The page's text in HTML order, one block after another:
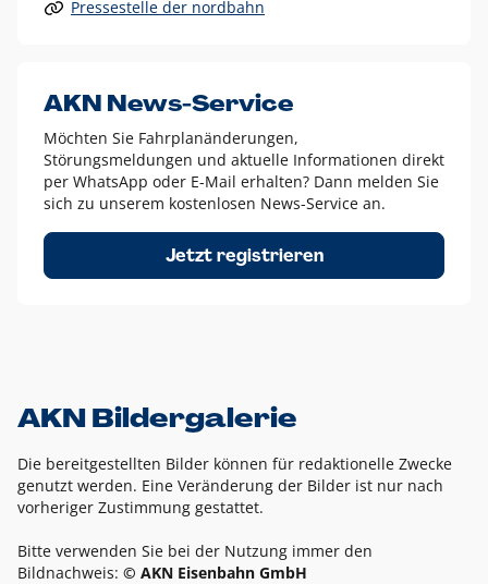
Alle anderen Logo-Varianten dürfen nur in Ausnahmefällen
Diese Ausnahmen sind zum Beispiel:
dem AKN Blau,
weißes Logo auf Fotohintergründen,
schwarzes Logo für reine Schwarz-Weiß-Umsetzungen
Um das Logo herum muss ein Schutzraum von jeweils einer
Höhe bzw. Breite des N aus AKN in alle Richtungen
Pressestelle der nordbahn
AKN News-Service
Möchten Sie Fahrplanänderungen,
Störungsmeldungen und aktuelle Informationen direkt
per WhatsApp oder E-Mail erhalten? Dann melden Sie
sich zu unserem kostenlosen News-Service an.
Jetzt registrieren
AKN Bildergalerie
Die bereitgestellten Bilder können für redaktionelle Zwecke
genutzt werden. Eine Veränderung der Bilder ist nur nach
vorheriger Zustimmung gestattet.
Bitte verwenden Sie bei der Nutzung immer den
Bildnachweis: © AKN Eisenbahn GmbH